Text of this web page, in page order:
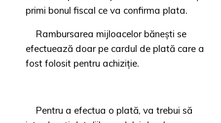
primi bonul fiscal ce va confirma plata.
Rambursarea mijloacelor bănești se
efectuează doar pe cardul de plată care a
fost folosit pentru achiziție.
Pentru a efectua o plată, va trebui să